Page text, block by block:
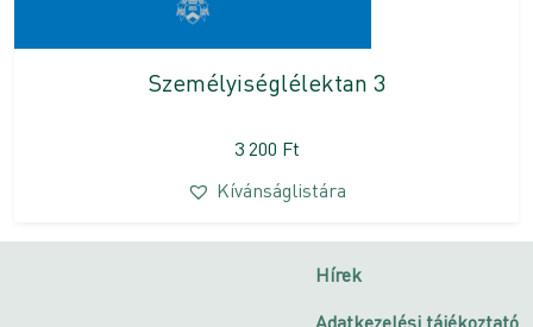
Személyiséglélektan 3
3 200 Ft
Kívánságlistára
Hírek
Adatkezelési tájékoztató